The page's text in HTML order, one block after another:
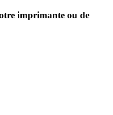
imprimante ou de